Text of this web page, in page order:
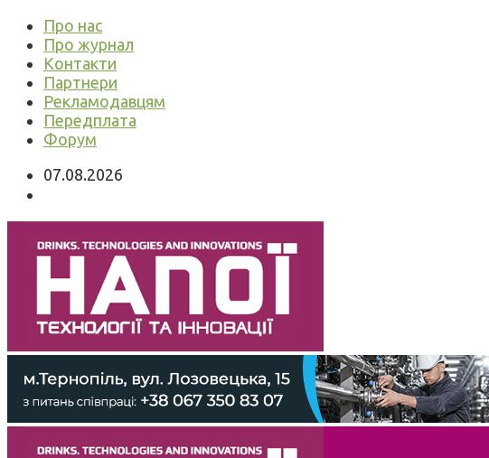
Про нас
Про журнал
Контакти
Партнери
Рекламодавцям
Передплата
Форум
07.08.2026